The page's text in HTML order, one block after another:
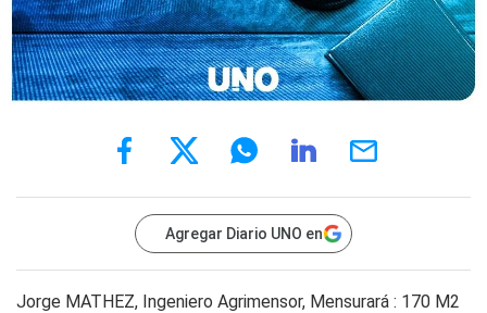
Agregar Diario UNO en
Jorge MATHEZ, Ingeniero Agrimensor, Mensurará : 170 M2